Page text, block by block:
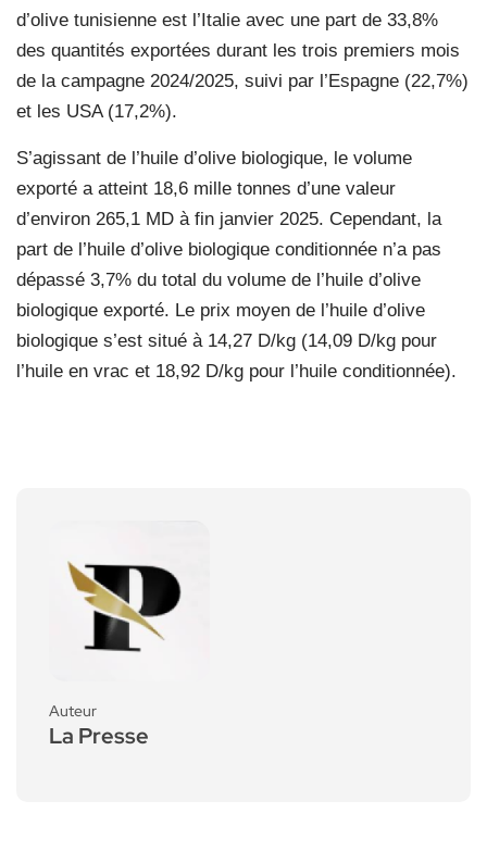
d’olive tunisienne est l’Italie avec une part de 33,8%
des quantités exportées durant les trois premiers mois
de la campagne 2024/2025, suivi par l’Espagne (22,7%)
et les USA (17,2%).
S’agissant de l’huile d’olive biologique, le volume
exporté a atteint 18,6 mille tonnes d’une valeur
d’environ 265,1 MD à fin janvier 2025. Cependant, la
part de l’huile d’olive biologique conditionnée n’a pas
dépassé 3,7% du total du volume de l’huile d’olive
biologique exporté. Le prix moyen de l’huile d’olive
biologique s’est situé à 14,27 D/kg (14,09 D/kg pour
l’huile en vrac et 18,92 D/kg pour l’huile conditionnée).
Auteur
La Presse